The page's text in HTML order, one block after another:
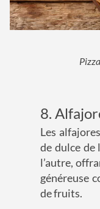
8.
Les
de dulce de
l’autre,
généreuse
de fruits.